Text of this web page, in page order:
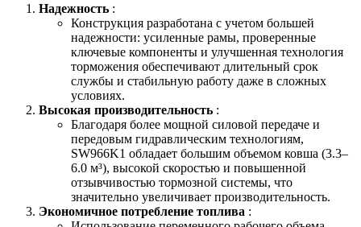
Надежность :
Конструкция разработана с учетом большей
надежности: усиленные рамы, проверенные
ключевые компоненты и улучшенная технология
торможения обеспечивают длительный срок
службы и стабильную работу даже в сложных
условиях.
Высокая производительность :
Благодаря более мощной силовой передаче и
передовым гидравлическим технологиям,
SW966K1 обладает большим объемом ковша (3.3–
6.0 м³), высокой скоростью и повышенной
отзывчивостью тормозной системы, что
значительно увеличивает производительность.
Экономичное потребление топлива :